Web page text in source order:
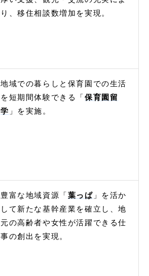
り、移住相談数増加を実現。
地域での暮らしと保育園での生活
を短期間体験できる「保育園留
学 」を実施。
豊富な地域資源「葉っぱ 」を活か
して新たな基幹産業を確立し、地
元の高齢者や女性が活躍できる仕
事の創出を実現。